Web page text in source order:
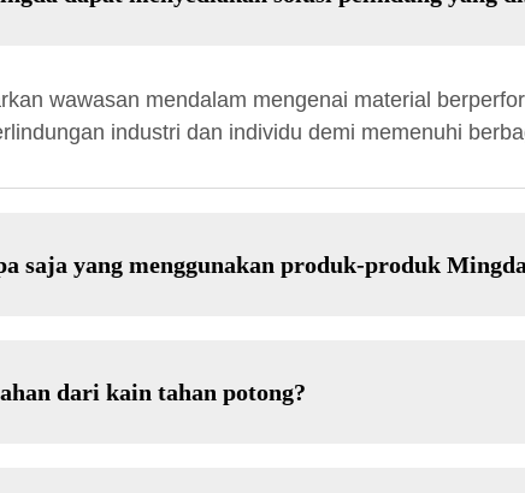
wawasan mendalam mengenai material
industri dan individu demi memenuhi
saja yang menggunakan produk-produk
dari kain tahan potong?